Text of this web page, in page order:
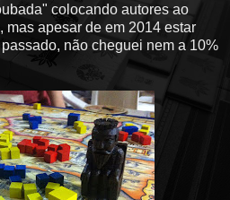
colocando autores ao
mas apesar de em 2014 estar
não cheguei nem a 10%